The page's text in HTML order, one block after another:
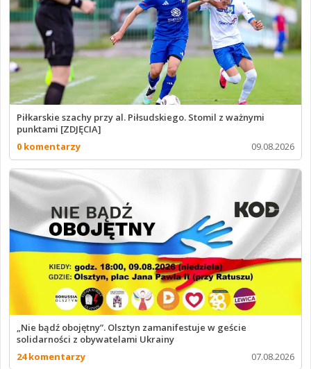
Piłkarskie szachy przy al. Piłsudskiego. Stomil z ważnymi
punktami [ZDJĘCIA]
0 komentarzy
09.08.2026
„Nie bądź obojętny”. Olsztyn zamanifestuje w geście
solidarności z obywatelami Ukrainy
24 komentarzy
07.08.2026